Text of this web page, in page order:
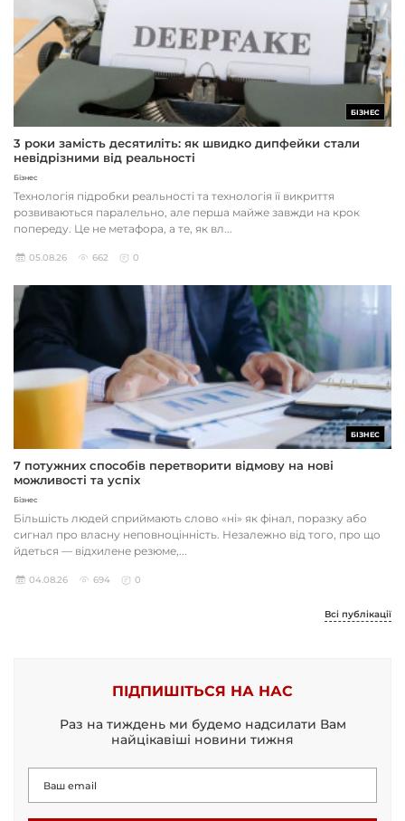
БІЗНЕС
3 роки замість десятиліть: як швидко дипфейки стали
невідрізними від реальності
Бізнес
Технологія підробки реальності та технологія її викриття
розвиваються паралельно, але перша майже завжди на крок
попереду. Це не метафора, а те, як вл...
05.08.26 662 0
БІЗНЕС
7 потужних способів перетворити відмову на нові
можливості та успіх
Бізнес
Більшість людей сприймають слово «ні» як фінал, поразку або
сигнал про власну неповноцінність. Незалежно від того, про що
йдеться — відхилене резюме,...
04.08.26 694 0
Всі публікації
ПІДПИШІТЬСЯ НА НАС
Раз на тиждень ми будемо надсилати Вам
найцікавіші новини тижня